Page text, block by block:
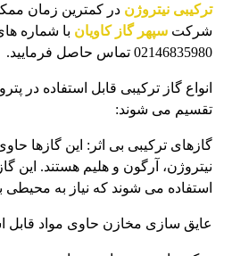
ترکیبی نیتروژندر کمترین زمان
شرکتسپهر گاز کاویان
02146835980 تماس حاصل فرمایید.
انواع گاز ترکیبی قابل استفاده در
تقسیم می شوند:
گازهای ترکیبی بی اثر: این گازها
نیتروژن، آرگون و هلیم هستند. این
استفاده می شوند که نیاز به محیطی
عایق سازی مخازن حاوی مواد قابل